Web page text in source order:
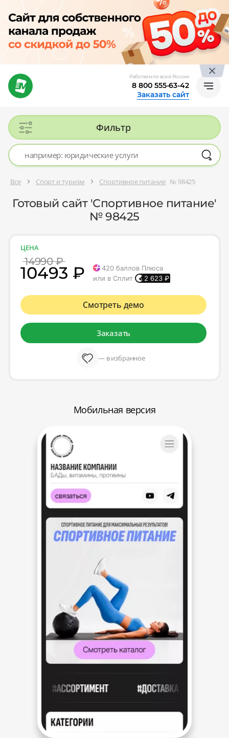
Работаем по всей России
8 800 555-63-42
Заказать сайт
Фильтр
Все Спорт и туризм Спортивное питание № 98425
Готовый сайт 'Спортивное питание'
№ 98425
ЦЕНА
14990 ₽
10493 ₽ 420 баллов Плюса
или в Сплит
2 623 ₽
Смотреть демо
Заказать
— в избранное
Мобильная версия